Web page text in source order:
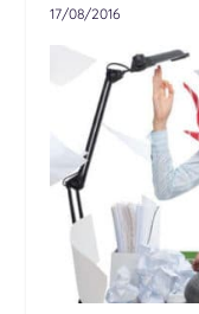
17/08/2016